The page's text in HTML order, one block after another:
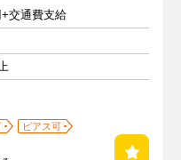
交通費支給
ピアス可